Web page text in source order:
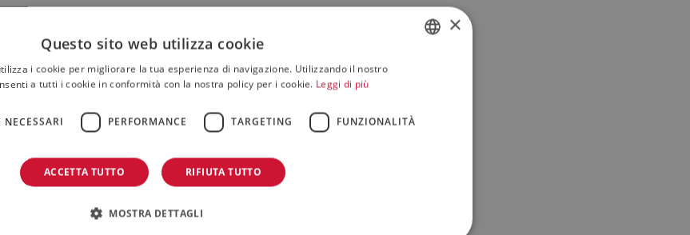
×
Questo sito web utilizza cookie
i cookie per migliorare la tua esperienza di navigazione. Utilizzando il nostro
a tutti i cookie in conformità con la nostra policy per i cookie. Leggi di più
NECESSARI PERFORMANCE TARGETING FUNZIONALITÀ
ACCETTA TUTTO RIFIUTA TUTTO
MOSTRA DETTAGLI